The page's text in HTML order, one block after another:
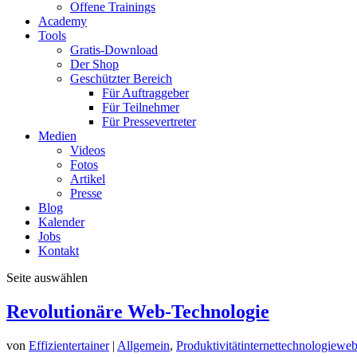
Offene Trainings
Academy
Tools
Gratis-Download
Der Shop
Geschützter Bereich
Für Auftraggeber
Für Teilnehmer
Für Pressevertreter
Medien
Videos
Fotos
Artikel
Presse
Blog
Kalender
Jobs
Kontakt
Seite auswählen
Revolutionäre Web-Technologie
von Effizientertainer| Allgemein, Produktivitätinternettechnologieweb